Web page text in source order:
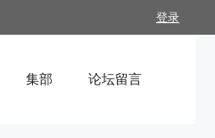
登录
集部 论坛留言